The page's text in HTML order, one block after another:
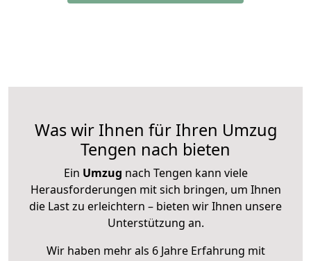
Was wir Ihnen für Ihren Umzug
Tengen nach bieten
Ein Umzug nach Tengen kann viele
Herausforderungen mit sich bringen, um Ihnen
die Last zu erleichtern – bieten wir Ihnen unsere
Unterstützung an.
Wir haben mehr als 6 Jahre Erfahrung mit